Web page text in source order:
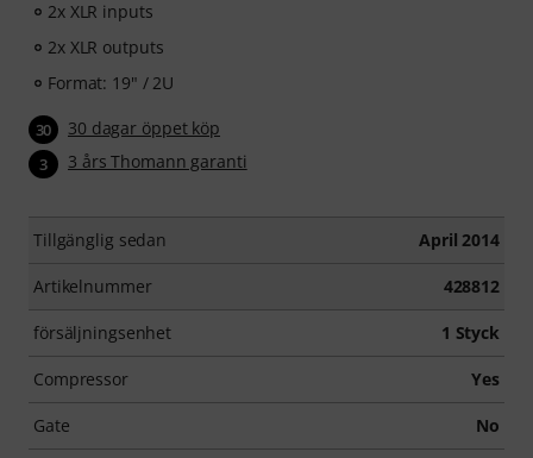
2x XLR inputs
2x XLR outputs
Format: 19" / 2U
30 30 dagar öppet köp
3 3 års Thomann garanti
Tillgänglig sedan April 2014
Artikelnummer 428812
försäljningsenhet 1 Styck
Compressor Yes
Gate No